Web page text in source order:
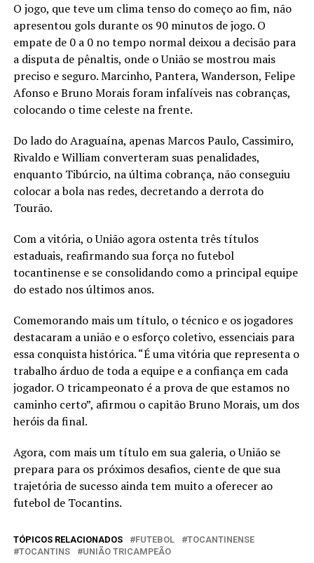
O jogo, que teve um clima tenso do começo ao fim, não
apresentou gols durante os 90 minutos de jogo. O
empate de 0 a 0 no tempo normal deixou a decisão para
a disputa de pênaltis, onde o União se mostrou mais
preciso e seguro. Marcinho, Pantera, Wanderson, Felipe
Afonso e Bruno Morais foram infalíveis nas cobranças,
colocando o time celeste na frente.
Do lado do Araguaína, apenas Marcos Paulo, Cassimiro,
Rivaldo e William converteram suas penalidades,
enquanto Tibúrcio, na última cobrança, não conseguiu
colocar a bola nas redes, decretando a derrota do
Tourão.
Com a vitória, o União agora ostenta três títulos
estaduais, reafirmando sua força no futebol
tocantinense e se consolidando como a principal equipe
do estado nos últimos anos.
Comemorando mais um título, o técnico e os jogadores
destacaram a união e o esforço coletivo, essenciais para
essa conquista histórica. “É uma vitória que representa o
trabalho árduo de toda a equipe e a confiança em cada
jogador. O tricampeonato é a prova de que estamos no
caminho certo”, afirmou o capitão Bruno Morais, um dos
heróis da final.
Agora, com mais um título em sua galeria, o União se
prepara para os próximos desafios, ciente de que sua
trajetória de sucesso ainda tem muito a oferecer ao
futebol de Tocantins.
TÓPICOS RELACIONADOS FUTEBOL
TOCANTINENSE
TOCANTINS
UNIÃO TRICAMPEÃO